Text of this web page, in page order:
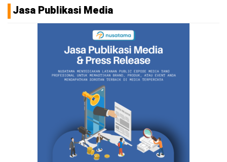
Jasa Publikasi Media